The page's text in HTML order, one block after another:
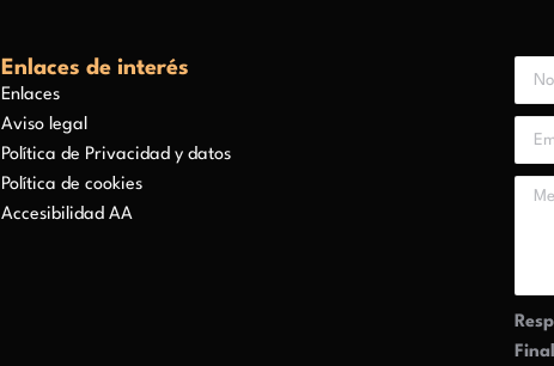
Enlaces de interés
Enlaces
Aviso legal
Política de Privacidad y datos
Política de cookies
Accesibilidad AA